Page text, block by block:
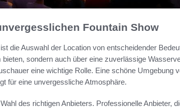
Fountain Show
ist die Auswahl der Location von entscheidender
sondern auch über eine zuverlässige
eine wichtige Rolle. Eine schöne Umgebung
für eine unvergessliche Atmosphäre.
des richtigen Anbieters. Professionelle Anbieter,